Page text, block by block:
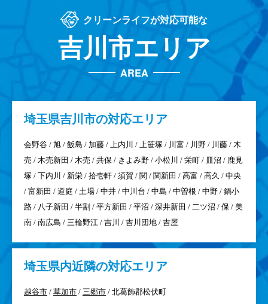
クリーンライフが対応可能な
吉川市エリア
AREA
埼玉県吉川市の対応エリア
会野谷 / 旭 / 飯島 / 加藤 / 上内川 / 上笹塚 / 川富 / 川野 / 川藤 / 木
売 / 木売新田 / 木売 / 共保 / きよみ野 / 小松川 / 栄町 / 皿沼 / 鹿見
塚 / 下内川 / 新栄 / 拾壱軒 / 須賀 / 関 / 関新田 / 高富 / 高久 / 中央
/ 富新田 / 道庭 / 土場 / 中井 / 中川台 / 中島 / 中曽根 / 中野 / 鍋小
路 / 八子新田 / 半割 / 平方新田 / 平沼 / 深井新田 / 二ツ沼 / 保 / 美
南 / 南広島 / 三輪野江 / 吉川 / 吉川団地 / 吉屋
埼玉県内近隣の対応エリア
越谷市 / 草加市 / 三郷市 / 北葛飾郡松伏町